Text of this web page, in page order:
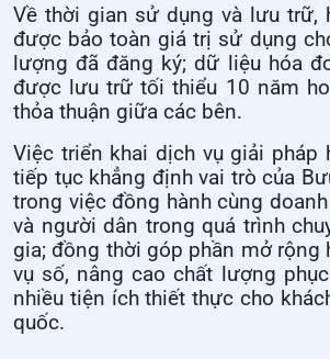
Về thời gian sử dụng và lưu trữ,
được bảo toàn giá trị sử dụng
lượng đã đăng ký; dữ liệu hóa
được lưu trữ tối thiểu 10 năm
thỏa thuận giữa các bên.
Việc triển khai dịch vụ giải pháp
tiếp tục khẳng định vai trò của
trong việc đồng hành cùng
và người dân trong quá trình
gia; đồng thời góp phần mở rộng
vụ số, nâng cao chất lượng
nhiều tiện ích thiết thực cho
quốc.